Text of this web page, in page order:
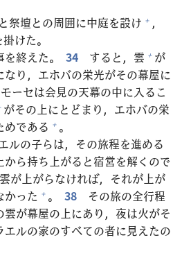
と祭壇との周囲に中庭を設け + ，
掛けた。
を終えた。 34 すると， 雲 + が
なり，エホバの栄光がその幕屋に
ーセは会見の天幕の中に入るこ
がその 上にとどまり，エホバの栄
めである + 。
ルの子らは，その旅程を進める
から持ち 上がると宿営を解くので
雲が 上がらなければ，それが 上が
かった + 。 38 その旅の全行程
雲が幕屋の 上にあり， 夜は火がそ
エルの家のすべての者に見えたの